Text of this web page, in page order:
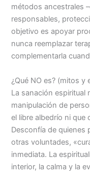
métodos ancestrales
responsables,
objetivo es apoyar
nunca reemplazar
complementarla
¿Qué NO es? (mitos y
La sanación espiritual
manipulación de
el libre albedrío ni
Desconfía de
otras voluntades,
inmediata. La
interior, la calma y la